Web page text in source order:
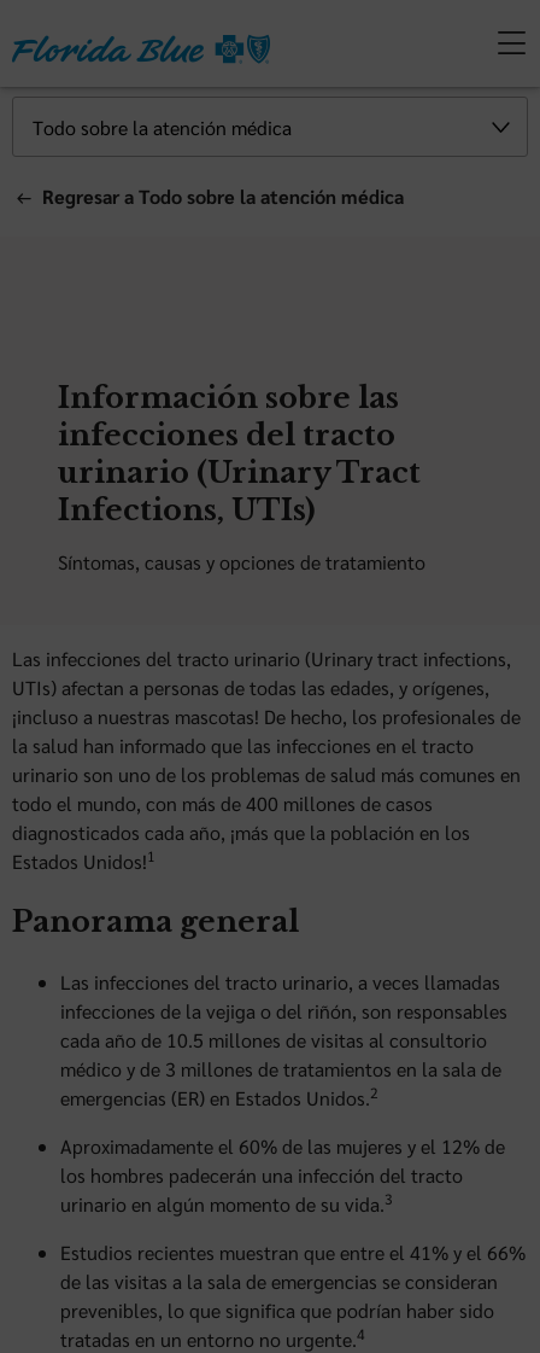
Regresar a Todo sobre la atención médica
Información sobre las
infecciones del tracto
urinario (Urinary Tract
Infections, UTIs)
Síntomas, causas y opciones de tratamiento
Las infecciones del tracto urinario (Urinary tract infections,
UTIs) afectan a personas de todas las edades, y orígenes,
¡incluso a nuestras mascotas! De hecho, los profesionales de
la salud han informado que las infecciones en el tracto
urinario son uno de los problemas de salud más comunes en
todo el mundo, con más de 400 millones de casos
diagnosticados cada año, ¡más que la población en los
Estados Unidos!1
Panorama general
Las infecciones del tracto urinario, a veces llamadas
infecciones de la vejiga o del riñón, son responsables
cada año de 10.5 millones de visitas al consultorio
médico y de 3 millones de tratamientos en la sala de
emergencias (ER) en Estados Unidos.2
Aproximadamente el 60% de las mujeres y el 12% de
los hombres padecerán una infección del tracto
urinario en algún momento de su vida.3
Estudios recientes muestran que entre el 41% y el 66%
de las visitas a la sala de emergencias se consideran
prevenibles, lo que significa que podrían haber sido
tratadas en un entorno no urgente.4